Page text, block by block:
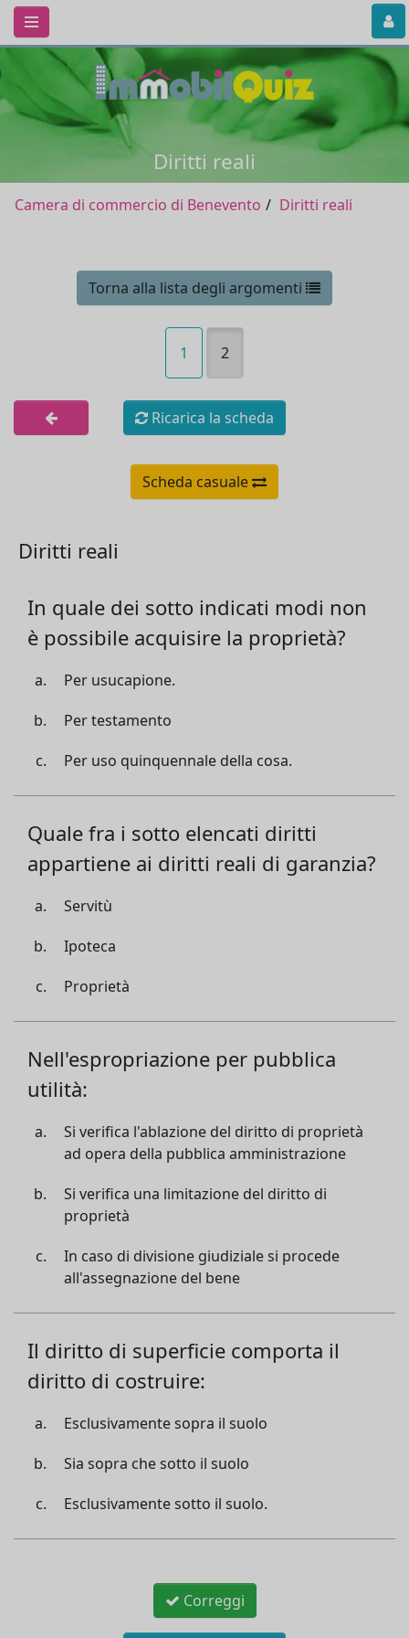
Diritti reali
Camera di commercio di Benevento Diritti reali
Torna alla lista degli argomenti
1 2
Ricarica la scheda
Scheda casuale
Diritti reali
In quale dei sotto indicati modi non
è possibile acquisire la proprietà?
Per usucapione.
Per testamento
Per uso quinquennale della cosa.
Quale fra i sotto elencati diritti
appartiene ai diritti reali di garanzia?
Servitù
Ipoteca
Proprietà
Nell'espropriazione per pubblica
utilità:
Si verifica l'ablazione del diritto di proprietà
ad opera della pubblica amministrazione
Si verifica una limitazione del diritto di
proprietà
In caso di divisione giudiziale si procede
all'assegnazione del bene
Il diritto di superficie comporta il
diritto di costruire:
Esclusivamente sopra il suolo
Sia sopra che sotto il suolo
Esclusivamente sotto il suolo.
Correggi